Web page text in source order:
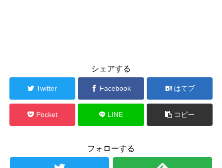
シェアする
Twitter Facebook はてブ
Pocket LINE コピー
フォローする